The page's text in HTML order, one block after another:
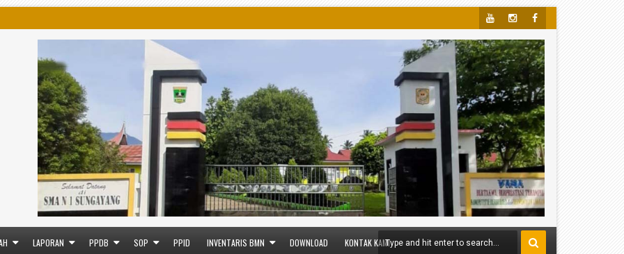
Face
Boo
K
Insta
Gra
M
Yout
Ube
LAPORAN PPDB SOP PPID INVENTARIS BMN DOWNLOAD KONTAK KAMI